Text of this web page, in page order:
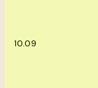
10.09